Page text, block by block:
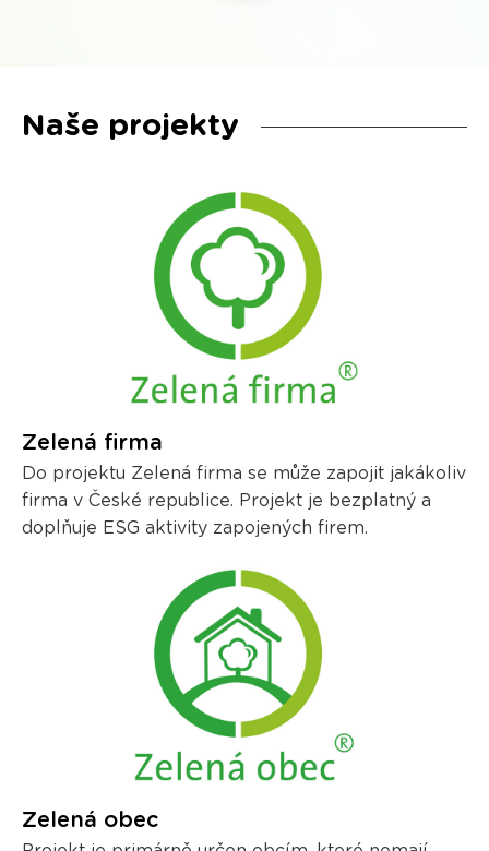
Naše projekty
Zelená firma
Do projektu Zelená firma se může zapojit jakákoliv
firma v České republice. Projekt je bezplatný a
doplňuje ESG aktivity zapojených firem.
Zelená obec